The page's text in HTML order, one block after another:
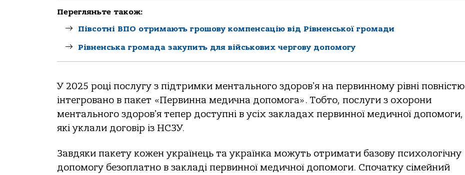
Перегляньте також:
Півсотні ВПО отримають грошову компенсацію від Рівненської громади
Рівненська громада закупить для військових чергову допомогу
У 2025 році послугу з підтримки ментального здоровʼя на первинному рівні повністю
інтегровано в пакет «Первинна медична допомога». Тобто, послуги з охорони
ментального здоровʼя тепер доступні в усіх закладах первинної медичної допомоги,
які уклали договір із НСЗУ.
Завдяки пакету кожен українець та українка можуть отримати базову психологічну
допомогу безоплатно в закладі первинної медичної допомоги. Спочатку сімейний